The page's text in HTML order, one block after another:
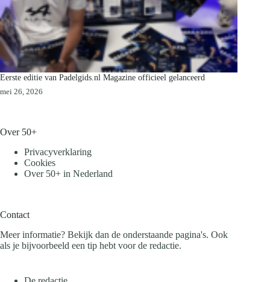
Eerste editie van Padelgids.nl Magazine officieel gelanceerd
mei 26, 2026
Over 50+
Privacyverklaring
Cookies
Over 50+ in Nederland
Contact
Meer informatie? Bekijk dan de onderstaande pagina's. Ook
als je bijvoorbeeld een tip hebt voor de redactie.